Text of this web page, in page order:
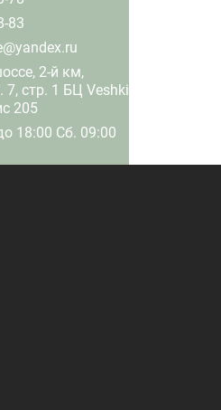
83
2-й км,
7, стр. 1 БЦ Veshki
205
18:00 Сб. 09:00